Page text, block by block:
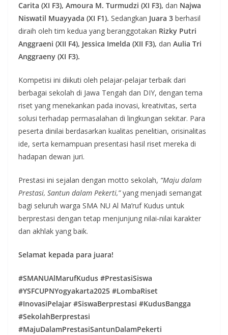
Carita (XI F3), Amoura M. Turmudzi (XI F3), dan Najwa
Niswatil Muayyada (XI F1). Sedangkan Juara 3 berhasil
diraih oleh tim kedua yang beranggotakan Rizky Putri
Anggraeni (XII F4), Jessica Imelda (XII F3), dan Aulia Tri
Anggraeny (XI F3).
Kompetisi ini diikuti oleh pelajar-pelajar terbaik dari
berbagai sekolah di Jawa Tengah dan DIY, dengan tema
riset yang menekankan pada inovasi, kreativitas, serta
solusi terhadap permasalahan di lingkungan sekitar. Para
peserta dinilai berdasarkan kualitas penelitian, orisinalitas
ide, serta kemampuan presentasi hasil riset mereka di
hadapan dewan juri.
Prestasi ini sejalan dengan motto sekolah, “Maju dalam
Prestasi, Santun dalam Pekerti,”yang menjadi semangat
bagi seluruh warga SMA NU Al Ma’ruf Kudus untuk
berprestasi dengan tetap menjunjung nilai-nilai karakter
dan akhlak yang baik.
Selamat kepada para juara!
#SMANUAlMarufKudus #PrestasiSiswa
#YSFCUPNYogyakarta2025 #LombaRiset
#InovasiPelajar #SiswaBerprestasi #KudusBangga
#SekolahBerprestasi
#MajuDalamPrestasiSantunDalamPekerti